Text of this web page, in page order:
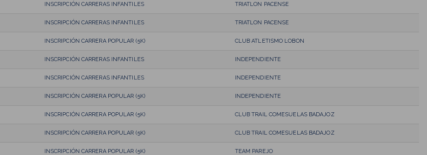
INSCRIPCIÓN CARRERAS INFANTILES TRIATLON PACENSE
INSCRIPCIÓN CARRERAS INFANTILES TRIATLON PACENSE
INSCRIPCIÓN CARRERA POPULAR (5K) CLUB ATLETISMO LOBON
INSCRIPCIÓN CARRERAS INFANTILES INDEPENDIENTE
INSCRIPCIÓN CARRERAS INFANTILES INDEPENDIENTE
INSCRIPCIÓN CARRERA POPULAR (5K) INDEPENDIENTE
INSCRIPCIÓN CARRERA POPULAR (5K) CLUB TRAIL COMESUELAS BADAJOZ
INSCRIPCIÓN CARRERA POPULAR (5K) CLUB TRAIL COMESUELAS BADAJOZ
INSCRIPCIÓN CARRERA POPULAR (5K) TEAM PAREJO